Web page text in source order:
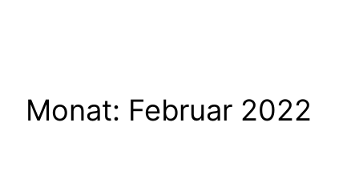
Monat: Februar 2022